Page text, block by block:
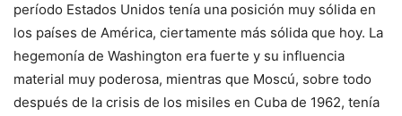
período Estados Unidos tenía una posición muy sólida en
los países de América, ciertamente más sólida que hoy. La
hegemonía de Washington era fuerte y su influencia
material muy poderosa, mientras que Moscú, sobre todo
después de la crisis de los misiles en Cuba de 1962, tenía